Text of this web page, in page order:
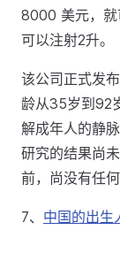
8000 美元，就
可以注射2升。
该公司正式发
龄从35岁到92
解成年人的静
研究的结果尚
前，尚没有任
7、 中国的出生